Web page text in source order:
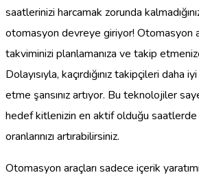
saatlerinizi harcamak zorunda
otomasyon devreye giriyor! Otomasyon
takviminizi planlamanıza ve takip
Dolayısıyla, kaçırdığınız takipçileri daha
etme şansınız artıyor. Bu teknolojiler
hedef kitlenizin en aktif olduğu
oranlarınızı artırabilirsiniz.
Otomasyon araçları sadece içerik